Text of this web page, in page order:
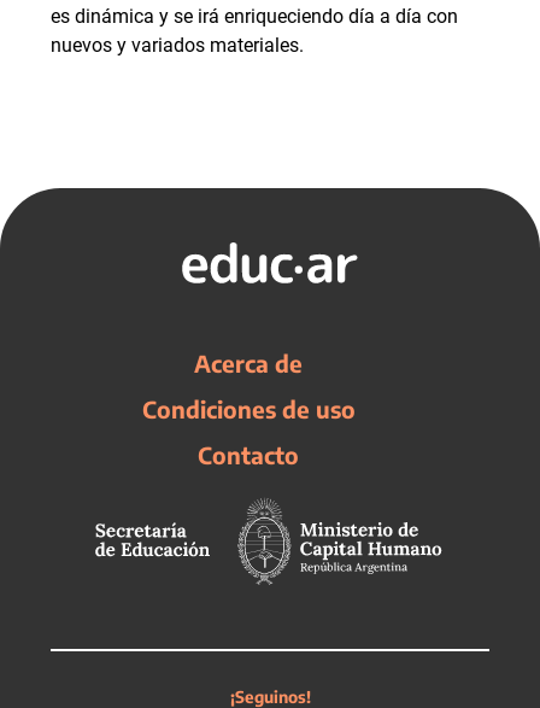
es dinámica y se irá enriqueciendo día a día con
nuevos y variados materiales.
Acerca de
Condiciones de uso
Contacto
¡Seguinos!